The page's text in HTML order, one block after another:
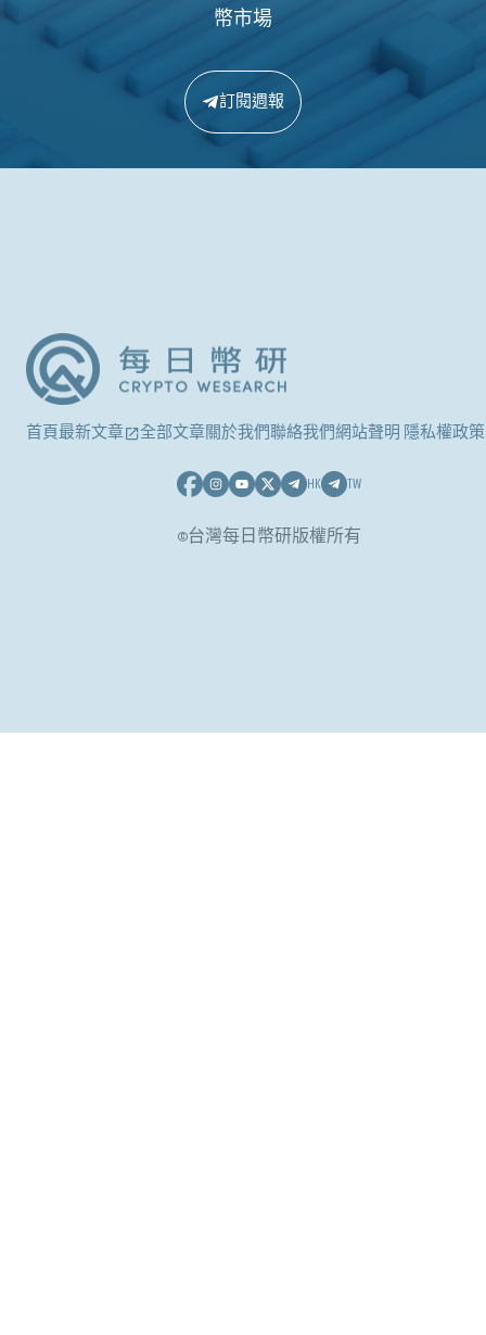
幣市場
訂閱週報
首頁最新文章 全部文章關於我們聯絡我們網站聲明 隱私權政策
HK TW
©台灣每日幣研版權所有